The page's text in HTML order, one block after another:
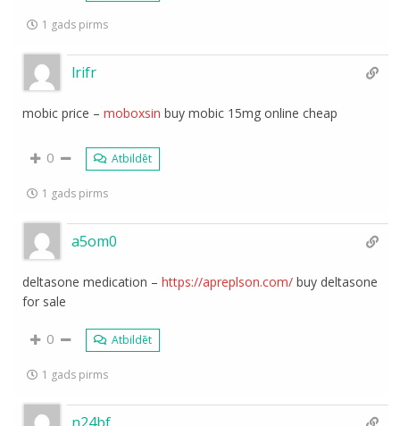
1 gads pirms
lrifr
mobic price –moboxsin buy mobic 15mg online cheap
0 Atbildēt
1 gads pirms
a5om0
deltasone medication –https://apreplson.com/ buy deltasone
for sale
0 Atbildēt
1 gads pirms